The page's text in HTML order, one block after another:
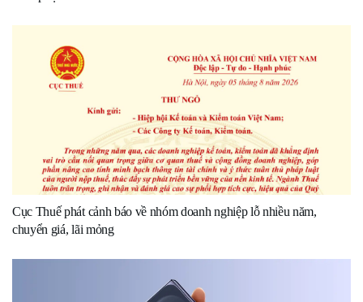
Cục Thuế phát cảnh báo về nhóm doanh nghiệp lỗ nhiều năm,
chuyển giá, lãi mỏng